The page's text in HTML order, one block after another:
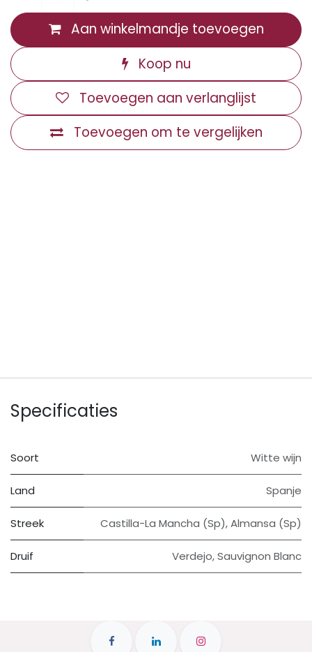
Aan winkelmandje toevoegen
Koop nu
Toevoegen om te vergelijken
Toevoegen aan verlanglijst
Specificaties
Soort Witte wijn
Land Spanje
Streek Castilla-La Mancha (Sp),Almansa (Sp)
Druif Verdejo,Sauvignon Blanc